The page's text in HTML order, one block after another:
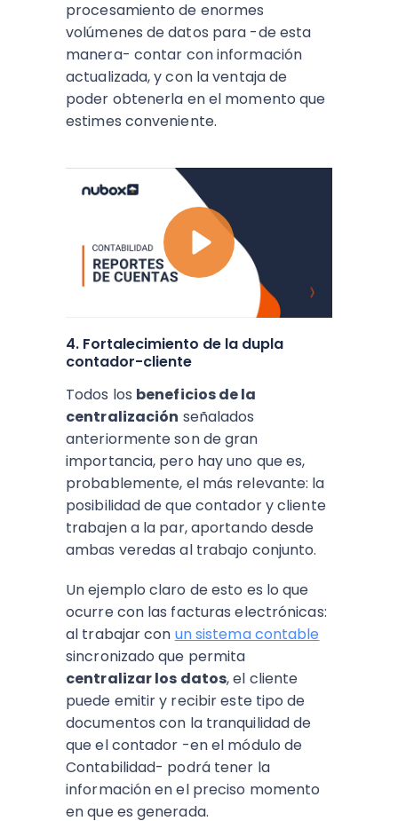
procesamiento de enormes
volúmenes de datos para -de esta
manera- contar con información
actualizada, y con la ventaja de
poder obtenerla en el momento que
estimes conveniente.
4. Fortalecimiento de la dupla
contador-cliente
Todos los beneficios de la
centralización señalados
anteriormente son de gran
importancia, pero hay uno que es,
probablemente, el más relevante: la
posibilidad de que contador y cliente
trabajen a la par, aportando desde
ambas veredas al trabajo conjunto.
Un ejemplo claro de esto es lo que
ocurre con las facturas electrónicas:
al trabajar con un sistema contable
sincronizado que permita
centralizar los datos, el cliente
puede emitir y recibir este tipo de
documentos con la tranquilidad de
que el contador -en el módulo de
Contabilidad- podrá tener la
información en el preciso momento
en que es generada.